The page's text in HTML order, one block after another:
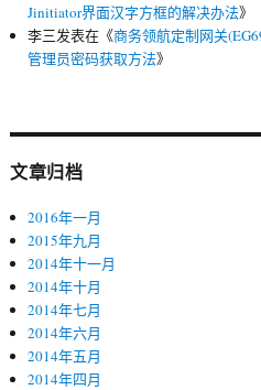
Jinitiator界面汉字方框的解决办法》
李三发表在《商务领航定制网关
管理员密码获取方法》
文章归档
2016年一月
2015年九月
2014年十一月
2014年十月
2014年七月
2014年六月
2014年五月
2014年四月